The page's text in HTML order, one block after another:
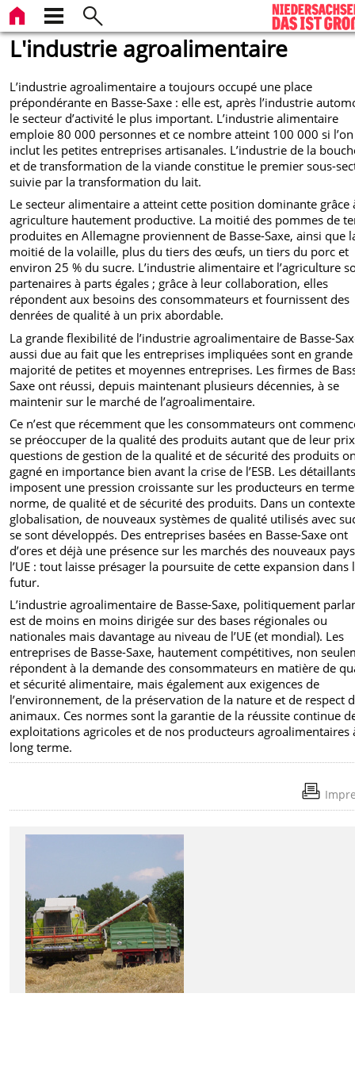
L'industrie agroalimentaire
L’industrie agroalimentaire a toujours occupé une place
prépondérante en Basse-Saxe : elle est, après l’industrie
le secteur d’activité le plus important. L’industrie alimentaire
emploie 80 000 personnes et ce nombre atteint 100 000 si l’on
inclut les petites entreprises artisanales. L’industrie de la
et de transformation de la viande constitue le premier sous-
suivie par la transformation du lait.
Le secteur alimentaire a atteint cette position dominante grâce
agriculture hautement productive. La moitié des pommes de
produites en Allemagne proviennent de Basse-Saxe, ainsi que
moitié de la volaille, plus du tiers des œufs, un tiers du porc et
environ 25 % du sucre. L’industrie alimentaire et l’agriculture
partenaires à parts égales ; grâce à leur collaboration, elles
répondent aux besoins des consommateurs et fournissent des
denrées de qualité à un prix abordable.
La grande flexibilité de l’industrie agroalimentaire de Basse-
aussi due au fait que les entreprises impliquées sont en grande
majorité de petites et moyennes entreprises. Les firmes de
Saxe ont réussi, depuis maintenant plusieurs décennies, à se
maintenir sur le marché de l’agroalimentaire.
Ce n’est que récemment que les consommateurs ont
se préoccuper de la qualité des produits autant que de leur
questions de gestion de la qualité et de sécurité des produits
gagné en importance bien avant la crise de l’ESB. Les
imposent une pression croissante sur les producteurs en
norme, de qualité et de sécurité des produits. Dans un
globalisation, de nouveaux systèmes de qualité utilisés avec
se sont développés. Des entreprises basées en Basse-Saxe ont
d’ores et déjà une présence sur les marchés des nouveaux
l’UE : tout laisse présager la poursuite de cette expansion dans
futur.
L’industrie agroalimentaire de Basse-Saxe, politiquement
est de moins en moins dirigée sur des bases régionales ou
nationales mais davantage au niveau de l’UE (et mondial). Les
entreprises de Basse-Saxe, hautement compétitives, non
répondent à la demande des consommateurs en matière de
et sécurité alimentaire, mais également aux exigences de
l’environnement, de la préservation de la nature et de respect
animaux. Ces normes sont la garantie de la réussite continue
exploitations agricoles et de nos producteurs agroalimentaires
long terme.